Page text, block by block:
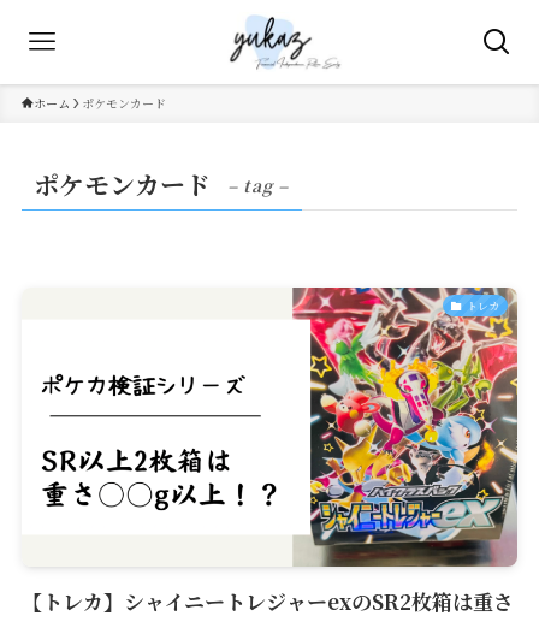
ホーム ポケモンカード
ポケモンカード – tag –
トレカ
【トレカ】シャイニートレジャーexのSR2枚箱は重さ